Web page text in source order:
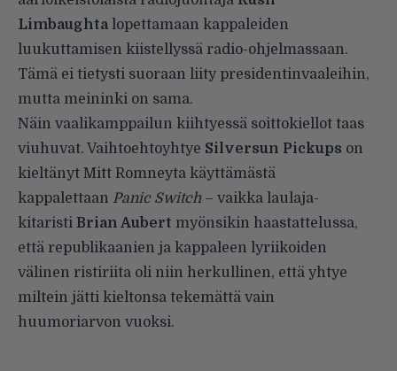
Limbaughtalopettamaan kappaleiden
luukuttamisen kiistellyssä radio-ohjelmassaan.
Tämä ei tietysti suoraan liity presidentinvaaleihin,
mutta meininki on sama.
Näin vaalikamppailun kiihtyessä soittokiellot taas
viuhuvat. Vaihtoehtoyhtye Silversun Pickups on
kieltänyt Mitt Romneyta käyttämästä
kappalettaan Panic Switch – vaikka laulaja-
kitaristi Brian Aubert myönsikin haastattelussa,
että republikaanien ja kappaleen lyriikoiden
välinen ristiriita oli niin herkullinen, että yhtye
miltein jätti kieltonsa tekemättä vain
huumoriarvon vuoksi.